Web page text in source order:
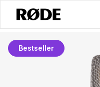
Bestseller